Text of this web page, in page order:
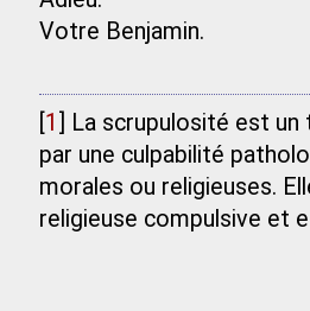
Votre Benjamin.
1
La scrupulosité est
par une culpabilité
morales ou religieuses.
religieuse compulsive et